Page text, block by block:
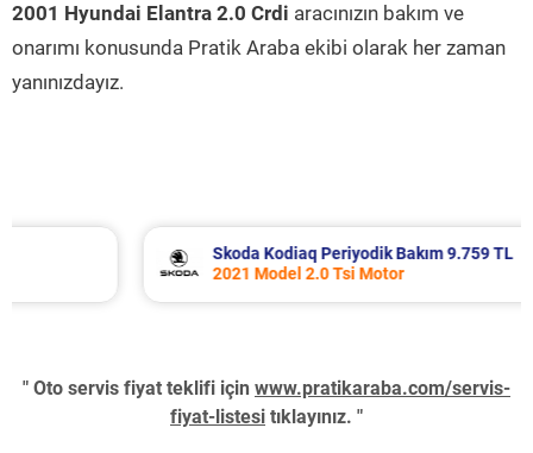
2001 Hyundai Elantra 2.0 Crdi aracınızın bakım ve
onarımı konusunda Pratik Araba ekibi olarak her zaman
yanınızdayız.
Skoda Kodiaq Periyodik Bakım 9.759 TL
2021 Model 2.0 Tsi Motor
" Oto servis fiyat teklifi için www.pratikaraba.com/servis-
fiyat-listesi tıklayınız. "